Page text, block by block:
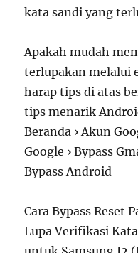
kata sandi yang
Apakah mudah
terlupakan melalui
harap tips di atas
tips menarik
Beranda › Akun
Google › Bypass
Bypass Android
Cara Bypass Reset
Lupa Verifikasi